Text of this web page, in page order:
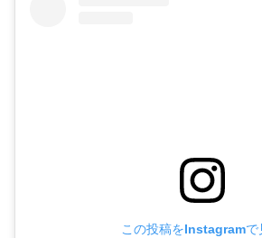
この投稿をInstagramで